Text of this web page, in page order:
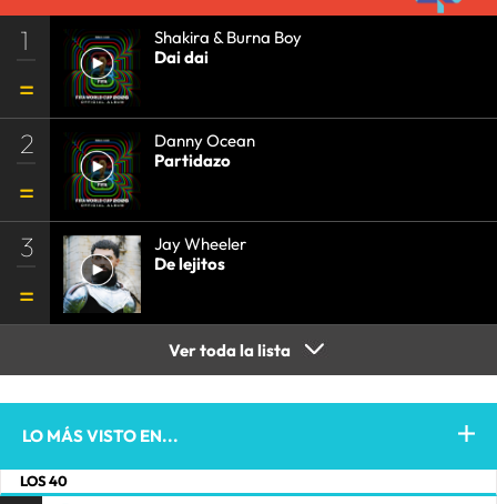
1
Shakira & Burna Boy
Dai dai
2
Danny Ocean
Partidazo
3
Jay Wheeler
De lejitos
Ver toda la lista
LO MÁS VISTO EN...
LOS 40